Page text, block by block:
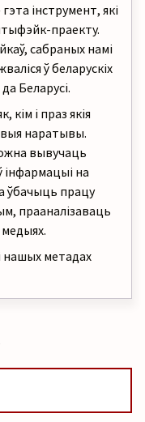
гэта інструмент, які
праекту.
сабраных намі
ў беларускіх
Беларусі.
кім і праз якія
наратывы.
вывучаць
інфармацыі на
ўбачыць працу
прааналізаваць
нашых метадах